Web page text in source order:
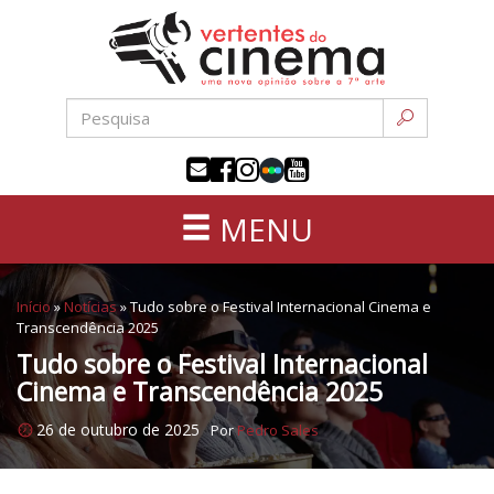
conteúdo
sétima
MENU
Início»Notícias»Tudo sobre o Festival Internacional Cinema e
Transcendência 2025
Tudo sobre o Festival Internacional
Cinema e Transcendência 2025
26 de outubro de 2025 PorPedro Sales